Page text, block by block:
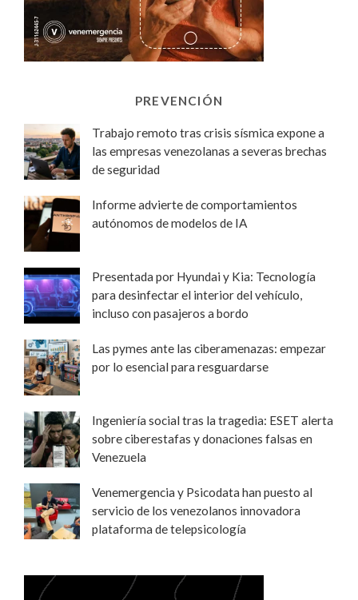
PREVENCIÓN
Trabajo remoto tras crisis sísmica expone a
las empresas venezolanas a severas brechas
de seguridad
Informe advierte de comportamientos
autónomos de modelos de IA
Presentada por Hyundai y Kia: Tecnología
para desinfectar el interior del vehículo,
incluso con pasajeros a bordo
Las pymes ante las ciberamenazas: empezar
por lo esencial para resguardarse
Ingeniería social tras la tragedia: ESET alerta
sobre ciberestafas y donaciones falsas en
Venezuela
Venemergencia y Psicodata han puesto al
servicio de los venezolanos innovadora
plataforma de telepsicología